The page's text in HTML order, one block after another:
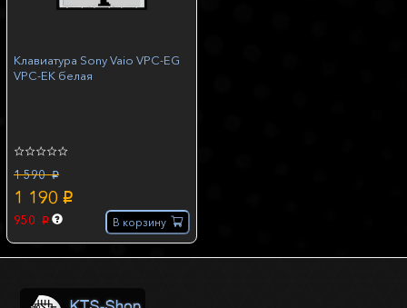
Клавиатура Sony Vaio VPC-EG
VPC-EK белая
1 590 p
1 190 p
950 p В корзину